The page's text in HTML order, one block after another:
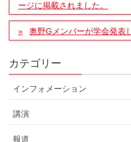
ージに掲載されました。
奥野Gメンバーが学会発表
カテゴリー
インフォメーション
講演
報道